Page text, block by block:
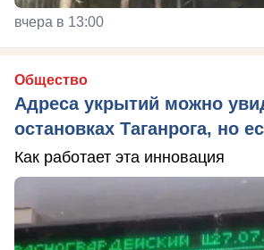
вчера в 13:00
Общество
Адреса укрытий можно
остановках Таганрога, но
Как работает эта инновация